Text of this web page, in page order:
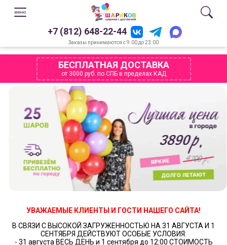
+7 (812) 648-22-44
Заказы принимаются с 9.00 до 23.00
БЕСПЛАТНАЯ ДОСТАВКА
от 3000 руб. по СПБ в пределах КАД
УВАЖАЕМЫЕ КЛИЕНТЫ И ГОСТИ НАШЕГО САЙТА!
В СВЯЗИ С ВЫСОКОЙ ЗАГРУЖЕННОСТЬЮ НА 31 АВГУСТА И 1
СЕНТЯБРЯ ДЕЙСТВУЮТ ОСОБЫЕ УСЛОВИЯ:
- 31 августа ВЕСЬ ДЕНЬ и 1 сентября до 12:00 СТОИМОСТЬ